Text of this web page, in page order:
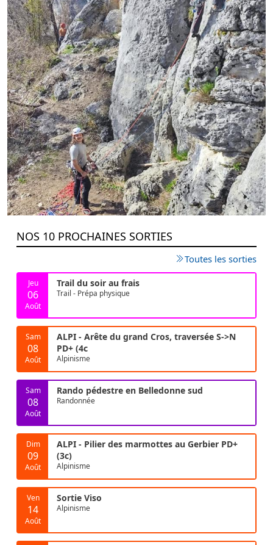
NOS 10 PROCHAINES SORTIES
Toutes les sorties
Jeu
06
Août
Trail du soir au frais
Trail - Prépa physique
Sam
08
Août
ALPI - Arête du grand Cros, traversée S->N
PD+ (4c
Alpinisme
Sam
08
Août
Rando pédestre en Belledonne sud
Randonnée
Dim
09
Août
ALPI - Pilier des marmottes au Gerbier PD+
(3c)
Alpinisme
Ven
14
Août
Sortie Viso
Alpinisme